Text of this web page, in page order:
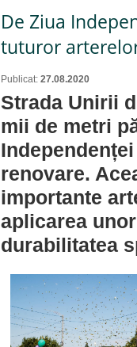
De Ziua
tuturor
Publicat: 27.08.2020
Strada Unirii
mii de metri
renovare.
importante
aplicarea
durabilitatea